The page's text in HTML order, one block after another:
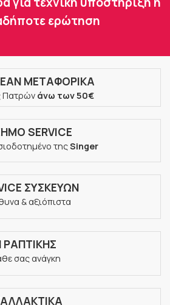
ερώτηση
ΜΕΤΑΦΟΡΙΚΑ
Πατρών άνω των 50€
SERVICE
τηςSinger
ΣΥΣΚΕΥΩΝ
& αξιόπιστα
ΡΑΠΤΙΚΗΣ
σας ανάγκη